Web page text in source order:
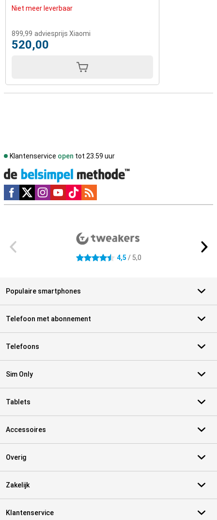
Niet meer leverbaar
899,99 adviesprijs Xiaomi
520,00
Klantenservice open tot 23.59 uur
Social media
4.5 sterren 4,5 / 5,0
Populaire smartphones
Telefoon met abonnement
Telefoons
Sim Only
Tablets
Accessoires
Overig
Zakelijk
Klantenservice